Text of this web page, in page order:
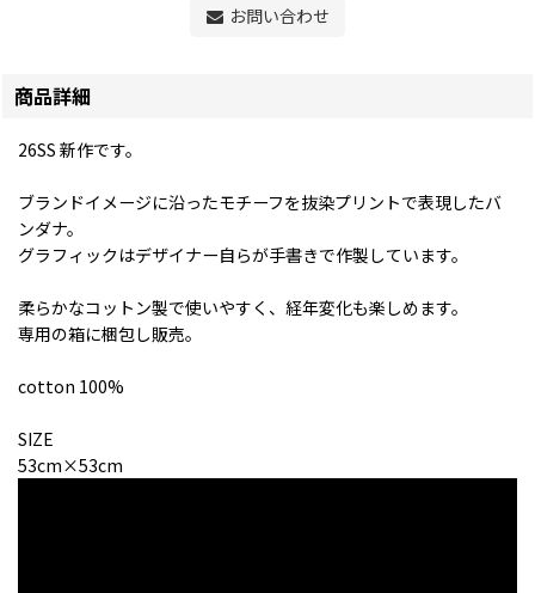
お問い合わせ
商品詳細
26SS 新作です。
ブランドイメージに沿ったモチーフを抜染プリントで表現したバ
ンダナ。
グラフィックはデザイナー自らが手書きで作製しています。
柔らかなコットン製で使いやすく、経年変化も楽しめます。
専用の箱に梱包し販売。
cotton 100%
SIZE
53cm×53cm